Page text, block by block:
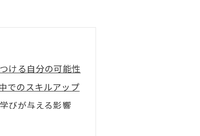
ける自分の可能性
でのスキルアップ
びが与える影響
けられる理由